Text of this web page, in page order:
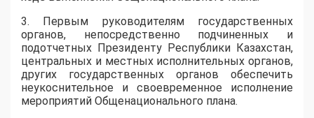
3. Первым руководителям государственных
органов, непосредственно подчиненных и
подотчетных Президенту Республики Казахстан,
центральных и местных исполнительных органов,
других государственных органов обеспечить
неукоснительное и своевременное исполнение
мероприятий Общенационального плана.